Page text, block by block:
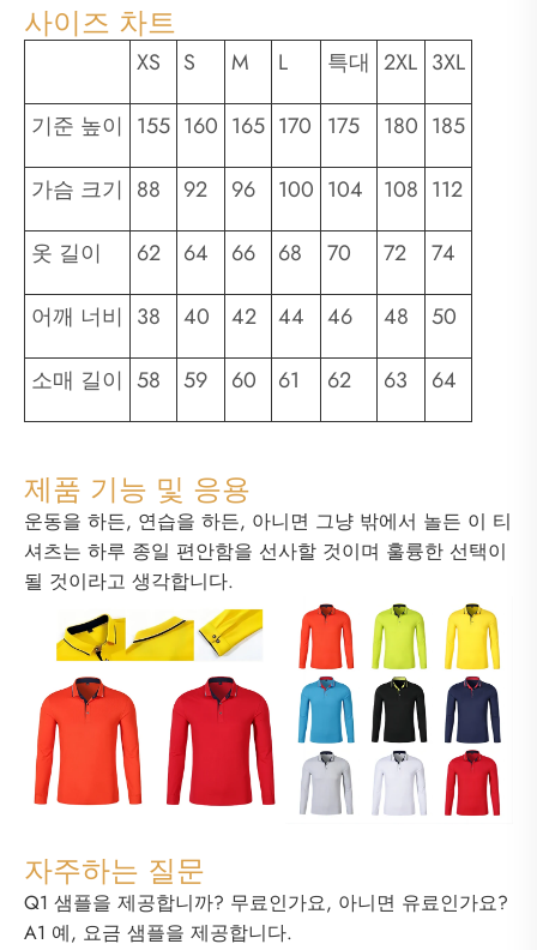
사이즈 차트
XS S M L 특대 2XL 3XL
기준 높이 155 160 165 170 175 180 185
가슴 크기 88 92 96 100 104 108 112
옷 길이 62 64 66 68 70 72 74
어깨 너비 38 40 42 44 46 48 50
소매 길이 58 59 60 61 62 63 64
제품 기능 및 응용
운동을 하든, 연습을 하든, 아니면 그냥 밖에서 놀든 이 티
셔츠는 하루 종일 편안함을 선사할 것이며 훌륭한 선택이
될 것이라고 생각합니다.
자주하는 질문
Q1 샘플을 제공합니까? 무료인가요, 아니면 유료인가요?
A1 예, 요금 샘플을 제공합니다.